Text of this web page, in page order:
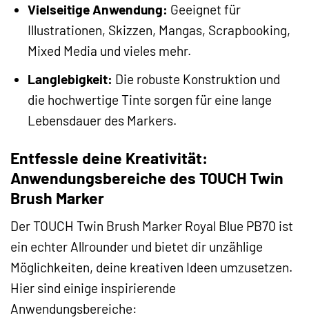
Vielseitige Anwendung: Geeignet für
Illustrationen, Skizzen, Mangas, Scrapbooking,
Mixed Media und vieles mehr.
Langlebigkeit: Die robuste Konstruktion und
die hochwertige Tinte sorgen für eine lange
Lebensdauer des Markers.
Entfessle deine Kreativität:
Anwendungsbereiche des TOUCH Twin
Brush Marker
Der TOUCH Twin Brush Marker Royal Blue PB70 ist
ein echter Allrounder und bietet dir unzählige
Möglichkeiten, deine kreativen Ideen umzusetzen.
Hier sind einige inspirierende
Anwendungsbereiche: